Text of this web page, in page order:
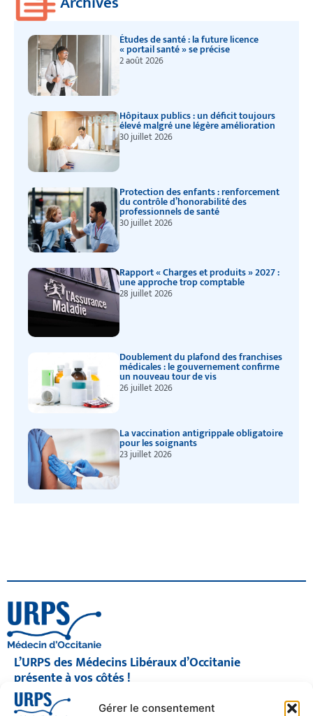
Gérer le consentement
Études de santé : la future licence
« portail santé » se précise
2 août 2026
Hôpitaux publics : un déficit toujours
élevé malgré une légère amélioration
30 juillet 2026
Protection des enfants : renforcement
du contrôle d’honorabilité des
professionnels de santé
30 juillet 2026
Rapport « Charges et produits » 2027 :
une approche trop comptable
28 juillet 2026
Doublement du plafond des franchises
médicales : le gouvernement confirme
un nouveau tour de vis
26 juillet 2026
La vaccination antigrippale obligatoire
pour les soignants
23 juillet 2026
L’URPS des Médecins Libéraux d’Occitanie
présente à vos côtés !
© 2026 URPS médecin d'Occitanie